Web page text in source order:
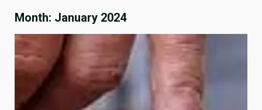
Month: January 2024